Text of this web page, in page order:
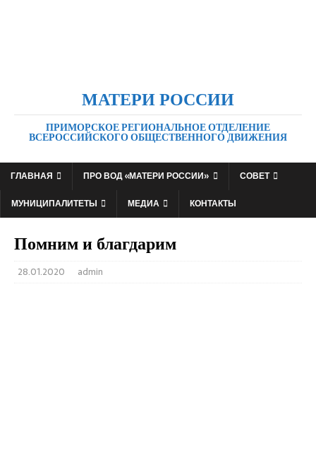
МАТЕРИ РОССИИ
ПРИМОРСКОЕ РЕГИОНАЛЬНОЕ ОТДЕЛЕНИЕ
ВСЕРОССИЙСКОГО ОБЩЕСТВЕННОГО ДВИЖЕНИЯ
ГЛАВНАЯ ПРО ВОД «МАТЕРИ РОССИИ»
СОВЕТ
МУНИЦИПАЛИТЕТЫ
МЕДИА КОНТАКТЫ
Помним и благдарим
28.01.2020 admin